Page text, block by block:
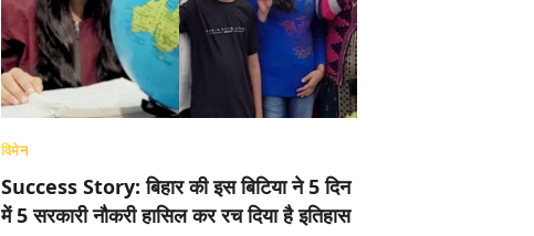
विमेन
Success Story: बिहार की इस बिटिया ने 5 दिन
में 5 सरकारी नौकरी हासिल कर रच दिया है इतिहास